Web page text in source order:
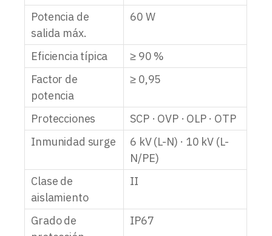
Potencia de
salida máx.
60 W
Eficiencia típica
≥ 90 %
Factor de
potencia
≥ 0,95
Protecciones
SCP · OVP · OLP · OTP
Inmunidad surge
6 kV (L-N) · 10 kV (L-
N/PE)
Clase de
aislamiento
II
Grado de
IP67